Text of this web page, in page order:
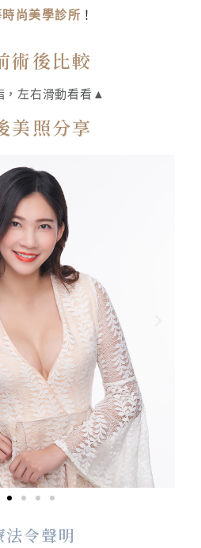
尚美學診所 ！
術後比較
，左右滑動看看▲
美照分享
法令聲明